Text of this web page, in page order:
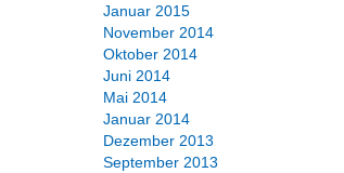
Januar 2015
November 2014
Oktober 2014
Juni 2014
Mai 2014
Januar 2014
Dezember 2013
September 2013